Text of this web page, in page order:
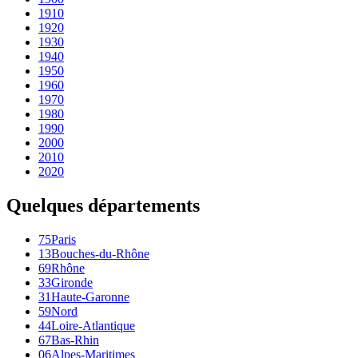
1910
1920
1930
1940
1950
1960
1970
1980
1990
2000
2010
2020
Quelques départements
75Paris
13Bouches-du-Rhône
69Rhône
33Gironde
31Haute-Garonne
59Nord
44Loire-Atlantique
67Bas-Rhin
06Alpes-Maritimes